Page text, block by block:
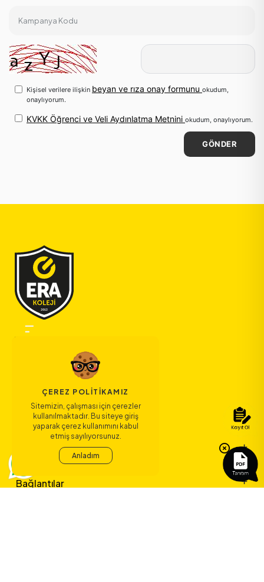
Kampanya Kodu
Kişisel verilere ilişkin beyan ve rıza onay formunu okudum,
onaylıyorum.
KVKK Öğrenci ve Veli Aydınlatma Metnini okudum, onaylıyorum.
GÖNDER
Bize Ulaşın
Bağlantılar
ÇEREZ POLITIKAMIZ
Sitemizin, çalışması için çerezler
kullanılmaktadır. Bu siteye giriş
yaparak çerez kullanımını kabul
etmiş sayılıyorsunuz.
Anladım